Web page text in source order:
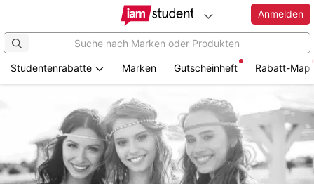
Anmelden
Studentenrabatte Marken Gutscheinheft Rabatt-Map